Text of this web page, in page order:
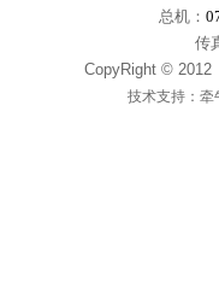
总机：
传
CopyRight © 2012
技术支持： 牵